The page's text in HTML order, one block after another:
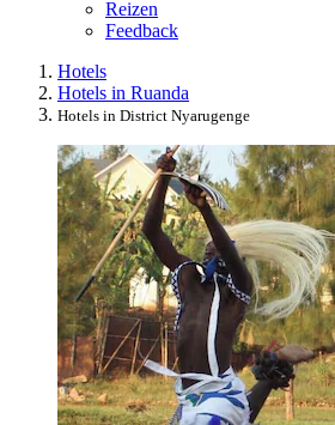
Reizen
Feedback
Hotels
Hotels in Ruanda
Hotels in District Nyarugenge